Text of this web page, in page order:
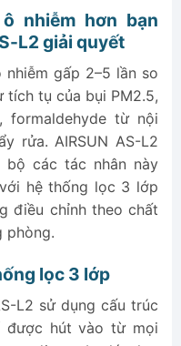
(Auto Mode)
ai?
nhiễm hơn bạn
L2 giải quyết
gấp 2–5 lần so
tụ của bụi PM2.5,
formaldehyde từ nội
rửa. AIRSUN AS-L2
các tác nhân này
hệ thống lọc 3 lớp
điều chỉnh theo chất
phòng.
lọc 3 lớp
L2 sử dụng cấu trúc
được hút vào từ mọi